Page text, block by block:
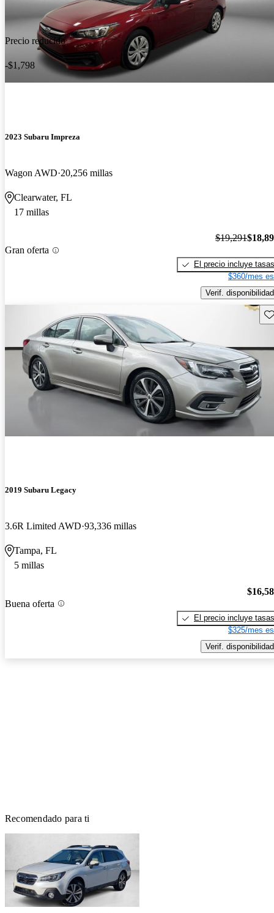
Precio reducido
-$1,798
2023 Subaru Impreza
Wagon AWD 20,256 millas
Clearwater, FL
17 millas
Gran oferta
$19,291
El precio incluye tasas
$360/mes
Verif. disponibilidad
2019 Subaru Legacy
3.6R Limited AWD 93,336 millas
Tampa, FL
5 millas
Buena oferta
El precio incluye tasas
$325/mes
Verif. disponibilidad
Recomendado para ti